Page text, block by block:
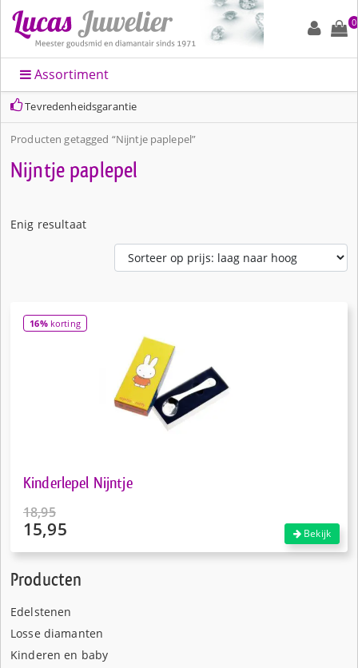
0
Assortiment
Tevredenheidsgarantie
Producten getagged “Nijntje paplepel”
Producten
Edelstenen
Losse diamanten
Kinderen en baby
Nijntje paplepel
Enig resultaat
16%korting
Kinderlepel Nijntje
18,95
Oorspronkelijke
€18,95.
15,95
is:
Bekijk